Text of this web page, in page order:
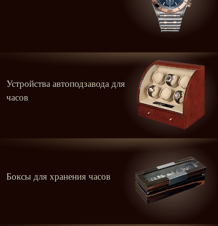
Устройства автоподзавода для
часов
Боксы для хранения часов